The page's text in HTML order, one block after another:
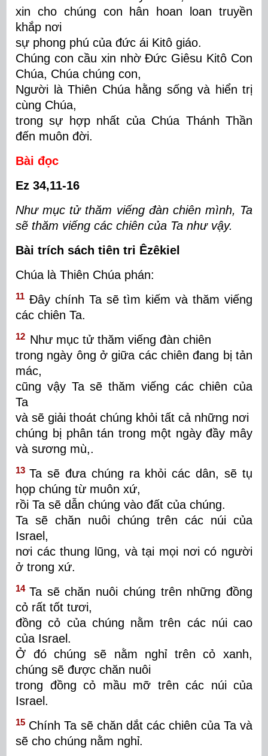
xin cho chúng con hân hoan loan truyền
khắp nơi
sự phong phú của đức ái Kitô giáo.
Chúng con cầu xin nhờ Đức Giêsu Kitô Con
Chúa, Chúa chúng con,
Người là Thiên Chúa hằng sống và hiển trị
cùng Chúa,
trong sự hợp nhất của Chúa Thánh Thần
đến muôn đời.
Bài đọc
Ez 34,11-16
Như mục tử thăm viếng đàn chiên mình, Ta
sẽ thăm viếng các chiên của Ta như vậy.
Bài trích sách tiên tri Êzêkiel
Chúa là Thiên Chúa phán:
11 Đây chính Ta sẽ tìm kiếm và thăm viếng
các chiên Ta.
12 Như mục tử thăm viếng đàn chiên
trong ngày ông ở giữa các chiên đang bị tản
mác,
cũng vậy Ta sẽ thăm viếng các chiên của
Ta
và sẽ giải thoát chúng khỏi tất cả những nơi
chúng bị phân tán trong một ngày đầy mây
và sương mù,.
13 Ta sẽ đưa chúng ra khỏi các dân, sẽ tụ
họp chúng từ muôn xứ,
rồi Ta sẽ dẫn chúng vào đất của chúng.
Ta sẽ chăn nuôi chúng trên các núi của
Israel,
nơi các thung lũng, và tại mọi nơi có người
ở trong xứ.
14 Ta sẽ chăn nuôi chúng trên những đồng
cỏ rất tốt tươi,
đồng cỏ của chúng nằm trên các núi cao
của Israel.
Ở đó chúng sẽ nằm nghỉ trên cỏ xanh,
chúng sẽ được chăn nuôi
trong đồng cỏ mầu mỡ trên các núi của
Israel.
15 Chính Ta sẽ chăn dắt các chiên của Ta và
sẽ cho chúng nằm nghỉ.